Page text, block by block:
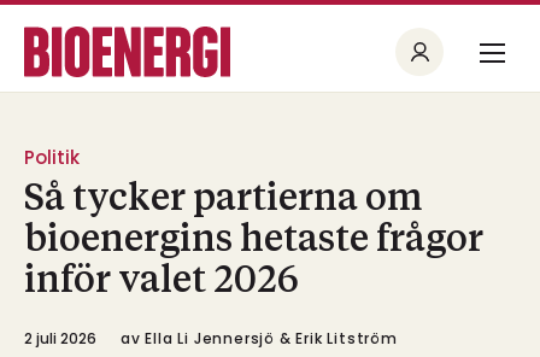
Politik
Så tycker partierna om
bioenergins hetaste frågor
inför valet 2026
2 juli 2026 av Ella Li Jennersjö & Erik Litström